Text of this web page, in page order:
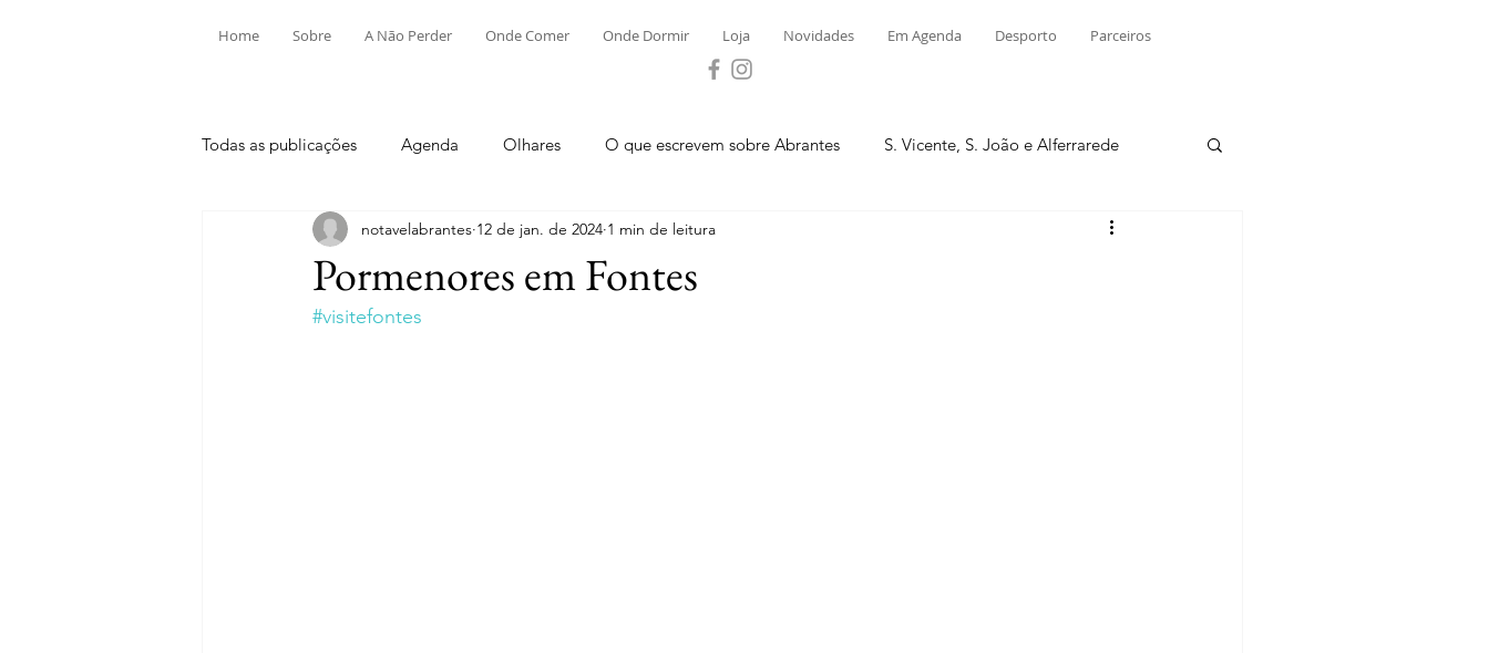
Home Sobre A Não Perder Onde Comer Onde Dormir Loja Novidades Em Agenda Desporto Parceiros
Todas as publicações Agenda Olhares O que escrevem sobre Abrantes S. Vicente, S. João e Alferrarede
Aldeia do Mato e Souto Alvega e Concavada Bemposta
Mouriscas Pego
Pormenores em Fontes
notavelabrantes 12 de jan. de 2024 1 min de leitura
#visitefontes